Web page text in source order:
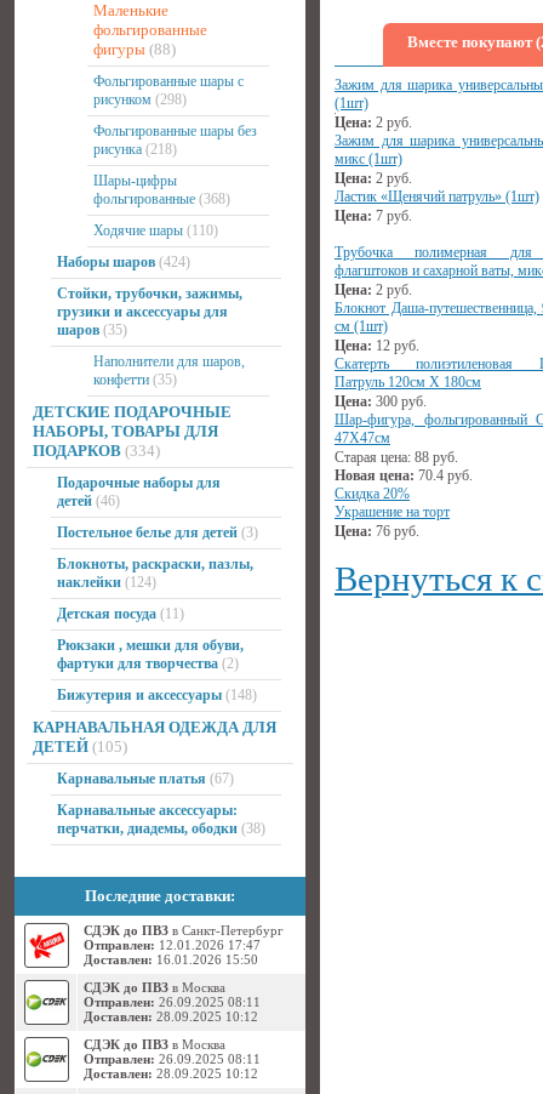
Маленькие
фольгированные
фигуры (88)
Фольгированные шары с
рисунком (298)
Фольгированные шары без
рисунка (218)
Шары-цифры
фольгированные (368)
Ходячие шары (110)
Наборы шаров (424)
Стойки, трубочки, зажимы,
грузики и аксессуары для
шаров (35)
Наполнители для шаров,
конфетти (35)
ДЕТСКИЕ ПОДАРОЧНЫЕ
НАБОРЫ, ТОВАРЫ ДЛЯ
ПОДАРКОВ (334)
Подарочные наборы для
детей (46)
Постельное белье для детей (3)
Блокноты, раскраски, пазлы,
наклейки (124)
Детская посуда (11)
Рюкзаки , мешки для обуви,
фартуки для творчества (2)
Бижутерия и аксессуары (148)
КАРНАВАЛЬНАЯ ОДЕЖДА ДЛЯ
ДЕТЕЙ (105)
Карнавальные платья (67)
Карнавальные аксессуары:
перчатки, диадемы, ободки (38)
Последние доставки:
СДЭК до ПВЗ в Санкт-Петербург
Отправлен: 12.01.2026 17:47
Доставлен: 16.01.2026 15:50
СДЭК до ПВЗ в Москва
Отправлен: 26.09.2025 08:11
Доставлен: 28.09.2025 10:12
СДЭК до ПВЗ в Москва
Отправлен: 26.09.2025 08:11
Доставлен: 28.09.2025 10:12
Вместе покупают
Зажим для шарика
(1шт)
Цена: 2 руб.
Зажим для шарика
микс (1шт)
Цена: 2 руб.
Ластик «Щенячий патруль» (1шт)
Цена: 7 руб.
Трубочка полимерная
флагштоков и сахарной ваты,
Цена: 2 руб.
Блокнот Даша-
см (1шт)
Цена: 12 руб.
Скатерть полиэтиленовая
Патруль 120см X 180см
Цена: 300 руб.
Шар-фигура, фольгированный
47Х47см
Старая цена: 88 руб.
Новая цена: 70.4 руб.
Скидка 20%
Украшение на торт
Цена: 76 руб.
Вернуться к